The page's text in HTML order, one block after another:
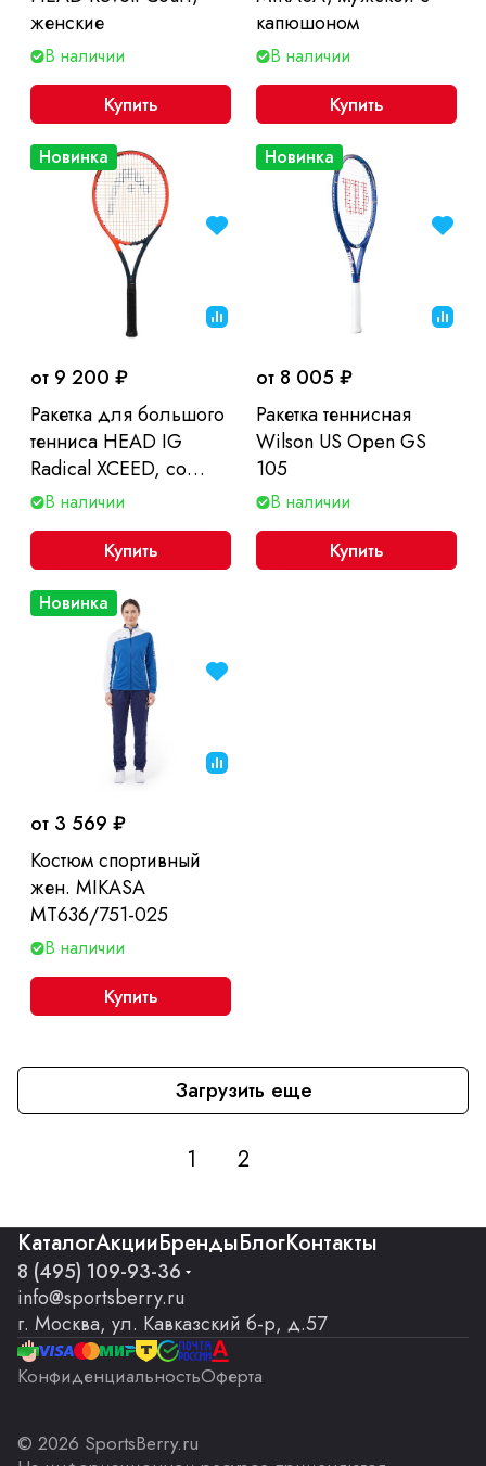
женские
В наличии
Купить
капюшоном
В наличии
Купить
Новинка
от 9 200 ₽
Ракетка для большого
тенниса HEAD IG
Radical XCEED, со
струнами, без чехла
В наличии
Купить
Новинка
от 8 005 ₽
Ракетка теннисная
Wilson US Open GS
105
В наличии
Купить
Новинка
от 3 569 ₽
Костюм спортивный
жен. MIKASA
MT636/751-025
В наличии
Купить
Загрузить еще
1 2
КаталогАкцииБрендыБлогКонтакты
8 (495) 109-93-36
info@sportsberry.ru
г. Москва, ул. Кавказский б-р, д.57
КонфиденциальностьОферта
© 2026 SportsBerry.ru